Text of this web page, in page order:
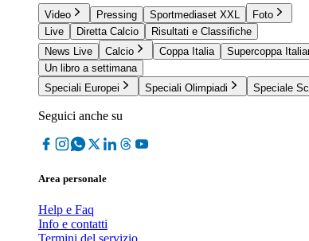
Video Pressing Sportmediaset XXL
Foto
Live
Diretta Calcio
Risultati e Classifiche
News Live
Calcio Coppa Italia Supercoppa
Un libro a settimana
Speciali Europei
Speciali Olimpiadi Speciale
Seguici anche su
Area personale
Help e Faq
Info e contatti